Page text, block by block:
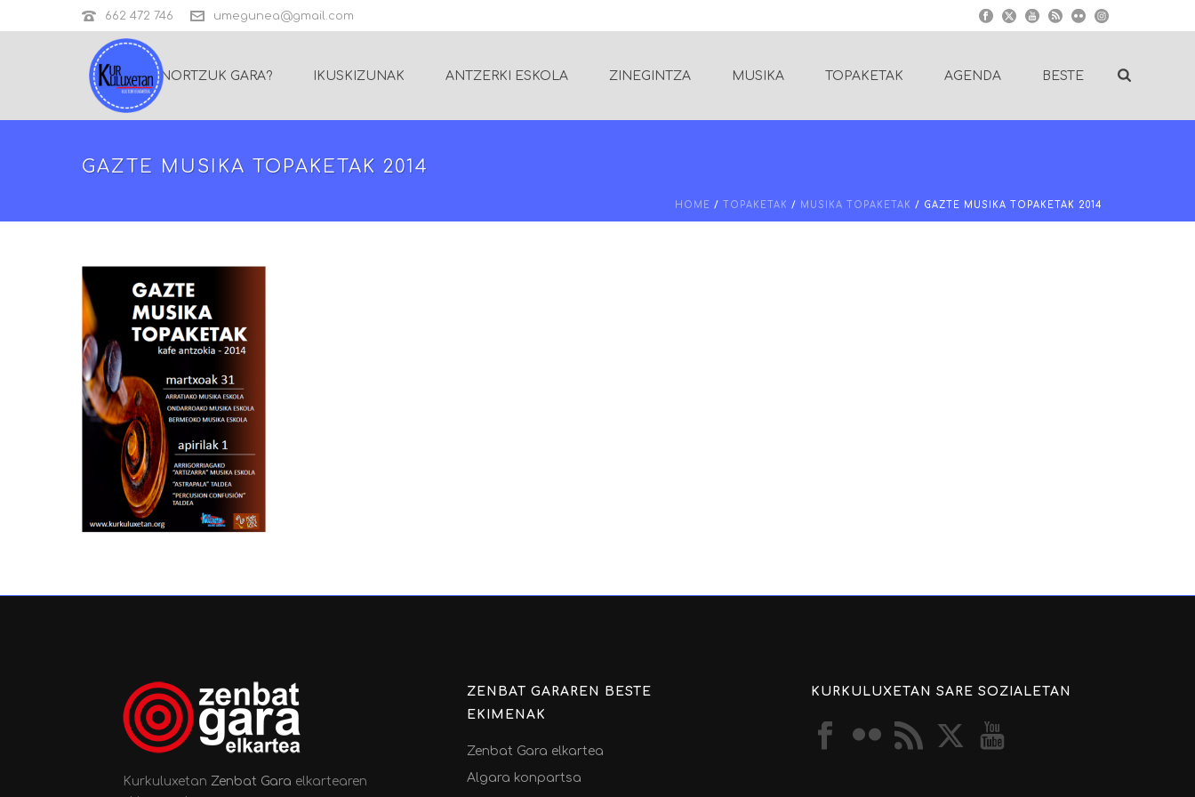
662 472 746 umegunea@gmail.com
NORTZUK GARA? IKUSKIZUNAK ANTZERKI ESKOLA ZINEGINTZA MUSIKA TOPAKETAK AGENDA BESTE
GAZTE MUSIKA TOPAKETAK 2014
HOME / TOPAKETAK / MUSIKA TOPAKETAK / GAZTE MUSIKA TOPAKETAK 2014
KurkuluxetanZenbat Gara elkartearen
ZENBAT GARAREN BESTE
EKIMENAK
Zenbat Gara elkartea
Algara konpartsa
KURKULUXETAN SARE SOZIALETAN